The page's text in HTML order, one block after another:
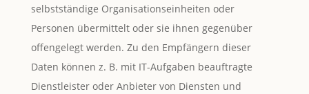
selbstständige Organisationseinheiten oder
Personen übermittelt oder sie ihnen gegenüber
offengelegt werden. Zu den Empfängern dieser
Daten können z. B. mit IT-Aufgaben beauftragte
Dienstleister oder Anbieter von Diensten und